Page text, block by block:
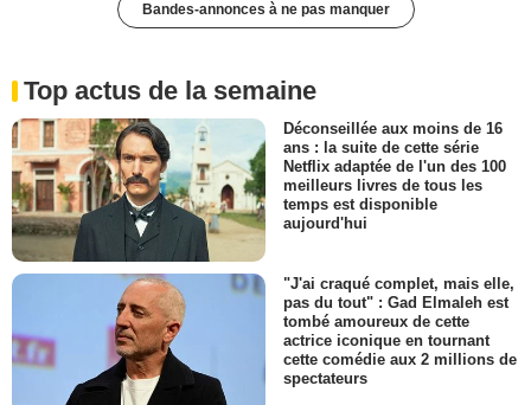
Bandes-annonces à ne pas manquer
Top actus de la semaine
Déconseillée aux moins de 16
ans : la suite de cette série
Netflix adaptée de l'un des 100
meilleurs livres de tous les
temps est disponible
aujourd'hui
"J'ai craqué complet, mais elle,
pas du tout" : Gad Elmaleh est
tombé amoureux de cette
actrice iconique en tournant
cette comédie aux 2 millions de
spectateurs